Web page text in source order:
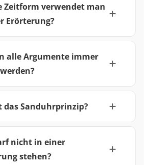
Zeitform verwendet man
Erörterung?
alle Argumente immer
das Sanduhrprinzip?
nicht in einer
stehen?